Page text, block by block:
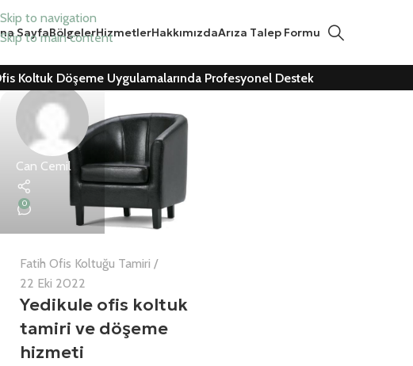
Skip to navigation
Skip to main content
SayfaBölgelerHizmetlerHakkımızdaArıza Talep Formu
Koltuk Döşeme Uygulamalarında Profesyonel Destek
Can Cemil
0
Fatih Ofis Koltuğu Tamiri
22 Eki 2022
Yedikule ofis koltuk
tamiri ve döşeme
hizmeti